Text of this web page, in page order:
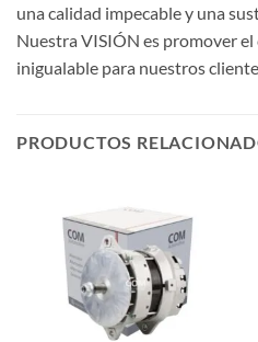
una calidad impecable y una
Nuestra VISIÓN es promover
inigualable para nuestros
PRODUCTOS